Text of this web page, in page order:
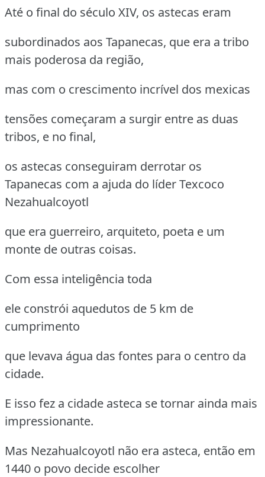
Até o final do século XIV, os astecas eram
subordinados aos Tapanecas, que era a tribo
mais poderosa da região,
mas com o crescimento incrível dos mexicas
tensões começaram a surgir entre as duas
tribos, e no final,
os astecas conseguiram derrotar os
Tapanecas com a ajuda do líder Texcoco
Nezahualcoyotl
que era guerreiro, arquiteto, poeta e um
monte de outras coisas.
Com essa inteligência toda
ele constrói aquedutos de 5 km de
cumprimento
que levava água das fontes para o centro da
cidade.
E isso fez a cidade asteca se tornar ainda mais
impressionante.
Mas Nezahualcoyotl não era asteca, então em
1440 o povo decide escolher